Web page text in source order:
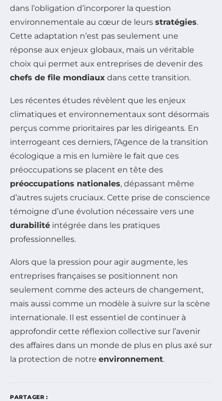
dans l’obligation d’incorporer la question
environnementale au cœur de leurs stratégies.
Cette adaptation n’est pas seulement une
réponse aux enjeux globaux, mais un véritable
choix qui permet aux entreprises de devenir des
chefs de file mondiaux dans cette transition.
Les récentes études révèlent que les enjeux
climatiques et environnementaux sont désormais
perçus comme prioritaires par les dirigeants. En
interrogeant ces derniers, l’Agence de la transition
écologique a mis en lumière le fait que ces
préoccupations se placent en tête des
préoccupations nationales, dépassant même
d’autres sujets cruciaux. Cette prise de conscience
témoigne d’une évolution nécessaire vers une
durabilité intégrée dans les pratiques
professionnelles.
Alors que la pression pour agir augmente, les
entreprises françaises se positionnent non
seulement comme des acteurs de changement,
mais aussi comme un modèle à suivre sur la scène
internationale. Il est essentiel de continuer à
approfondir cette réflexion collective sur l’avenir
des affaires dans un monde de plus en plus axé sur
la protection de notre environnement.
PARTAGER :